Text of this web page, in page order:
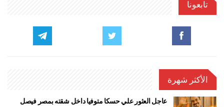
تابعونا
الأكثر شهرة
عاجل العثور علي حسكا متوفيا داخل شقته بمصر فيصل